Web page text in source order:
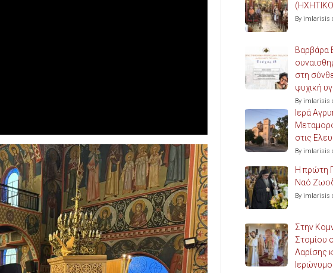
By imlarisis
Βαρβάρα
στη
ψυχική
By imlarisis
Ιερά
στις
By imlarisis
Η πρώτη
Ναό
By imlarisis
Στην
Στομίου
Λαρίσης